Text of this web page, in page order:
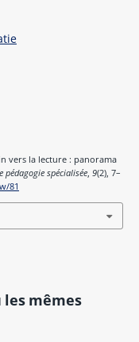
vers la lecture : panorama
pédagogie spécialisée, 9(2), 7–
81
mêmes